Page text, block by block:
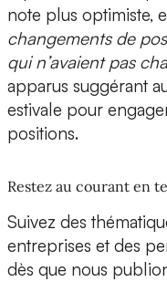
note plus optimiste,
changements de
qui n’avaient pas
apparus suggérant
estivale pour
positions.
Restez au courant en
Suivez des
entreprises et des
dès que nous